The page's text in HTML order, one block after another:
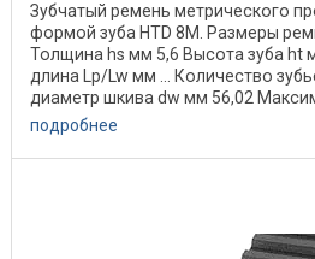
Зубчатый ремень метрического
формой зуба HTD 8M. Размеры
Толщина hs мм 5,6 Высота зуба ht
длина Lp/Lw мм ... Количество
диаметр шкива dw мм 56,02
подробнее